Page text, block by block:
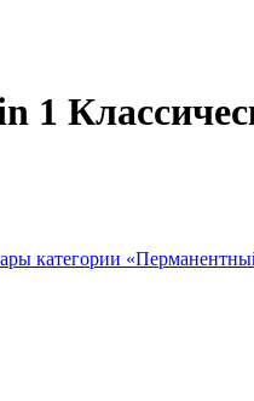
1
категории «